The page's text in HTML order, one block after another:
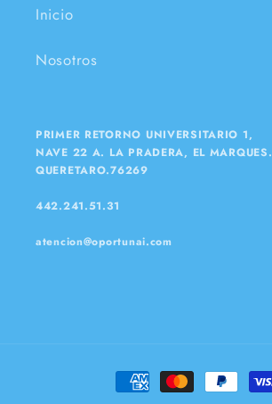
Inicio
Nosotros
PRIMER RETORNO UNIVERSITARIO 1,
NAVE 22 A. LA PRADERA, EL MARQUES.
QUERETARO.76269
442.241.51.31
atencion@oportunai.com
Formas